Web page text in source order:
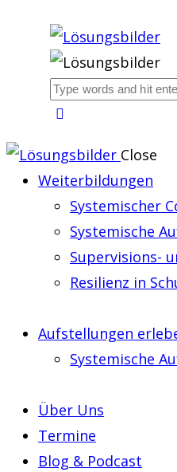
Close
Weiterbildungen
Systemischer
Systemische
Supervisions-
Resilienz in
Aufstellungen
Systemische
Über Uns
Termine
Blog & Podcast